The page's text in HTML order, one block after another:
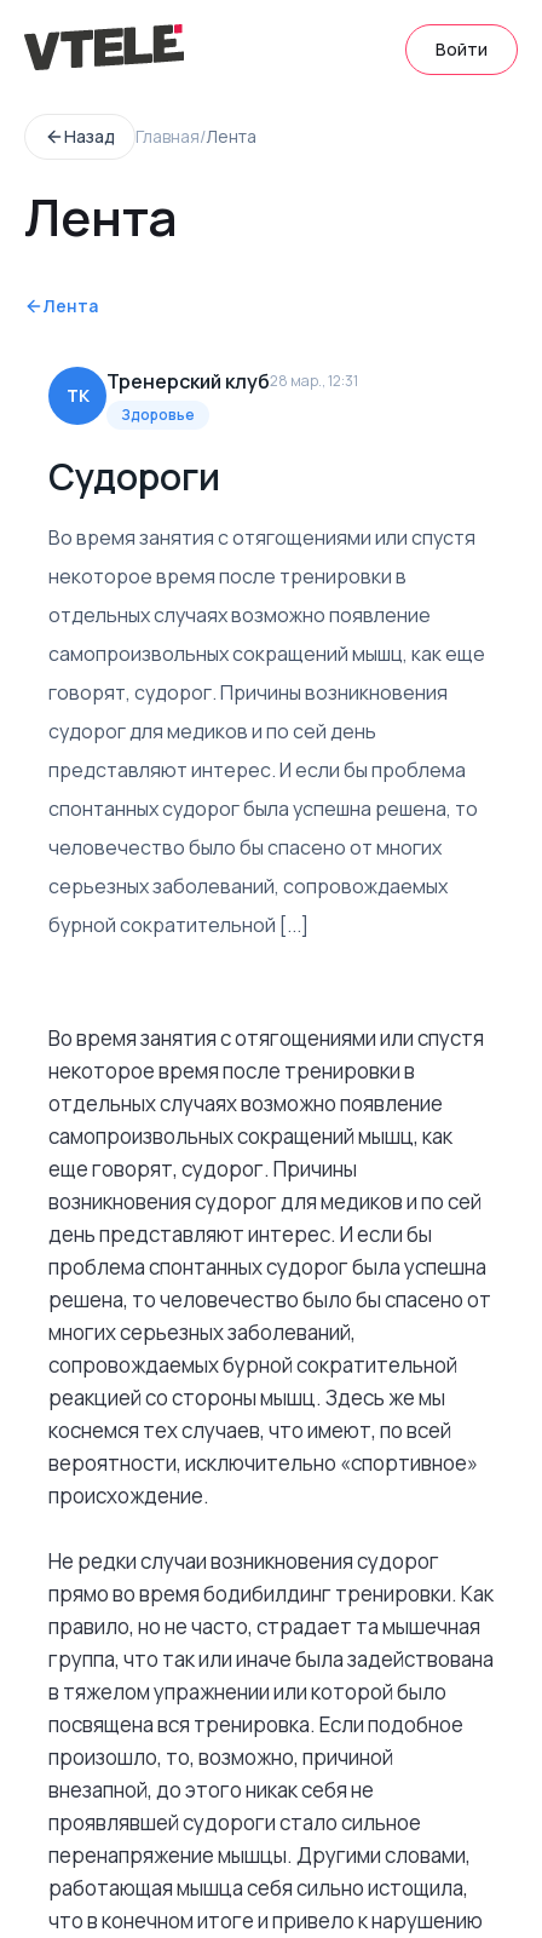
Войти
Назад Главная/Лента
Лента
Лента
ТК
Тренерский клуб28 мар., 12:31
Здоровье
Судороги
Во время занятия с отягощениями или спустя
некоторое время после тренировки в
отдельных случаях возможно появление
самопроизвольных сокращений мышц, как еще
говорят, судорог. Причины возникновения
судорог для медиков и по сей день
представляют интерес. И если бы проблема
спонтанных судорог была успешна решена, то
человечество было бы спасено от многих
серьезных заболеваний, сопровождаемых
бурной сократительной [...]
Во время занятия с отягощениями или спустя
некоторое время после тренировки в
отдельных случаях возможно появление
самопроизвольных сокращений мышц, как
еще говорят, судорог. Причины
возникновения судорог для медиков и по сей
день представляют интерес. И если бы
проблема спонтанных судорог была успешна
решена, то человечество было бы спасено от
многих серьезных заболеваний,
сопровождаемых бурной сократительной
реакцией со стороны мышц. Здесь же мы
коснемся тех случаев, что имеют, по всей
вероятности, исключительно «спортивное»
происхождение.
Не редки случаи возникновения судорог
прямо во время бодибилдинг тренировки. Как
правило, но не часто, страдает та мышечная
группа, что так или иначе была задействована
в тяжелом упражнении или которой было
посвящена вся тренировка. Если подобное
произошло, то, возможно, причиной
внезапной, до этого никак себя не
проявлявшей судороги стало сильное
перенапряжение мышцы. Другими словами,
работающая мышца себя сильно истощила,
что в конечном итоге и привело к нарушению